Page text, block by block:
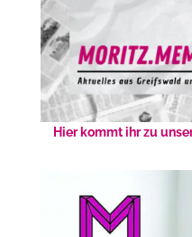
Hier kommt ihr zu